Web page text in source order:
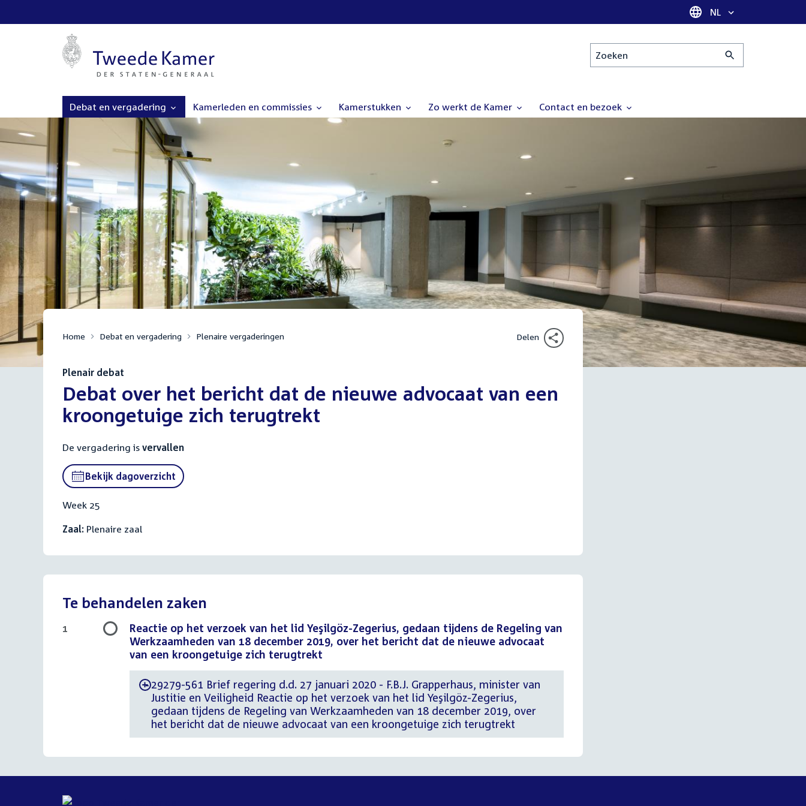
Taal selectie
NL
Zoeken
Debat en vergadering Kamerleden en commissies Kamerstukken Zo werkt de Kamer Contact en bezoek
Home Debat en vergadering Plenaire vergaderingen Delen
Plenair debat
:Debat over het bericht dat de nieuwe advocaat van een
kroongetuige zich terugtrekt
De vergadering is vervallen
Bekijk dagoverzicht
Week 25
Zaal: Plenaire zaal
Te behandelen zaken
Reactie op het verzoek van het lid Yeşilgöz-Zegerius, gedaan tijdens de Regeling van
Werkzaamheden van 18 december 2019, over het bericht dat de nieuwe advocaat
van een kroongetuige zich terugtrekt
-29279-561 Brief regering d.d. 27 januari 2020 - F.B.J. Grapperhaus, minister van
Justitie en Veiligheid Reactie op het verzoek van het lid Yeşilgöz-Zegerius,
gedaan tijdens de Regeling van Werkzaamheden van 18 december 2019, over
het bericht dat de nieuwe advocaat van een kroongetuige zich terugtrekt
1